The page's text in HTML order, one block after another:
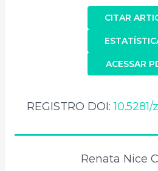
CITAR
ACESSAR
REGISTRO DOI:
Renata Nice